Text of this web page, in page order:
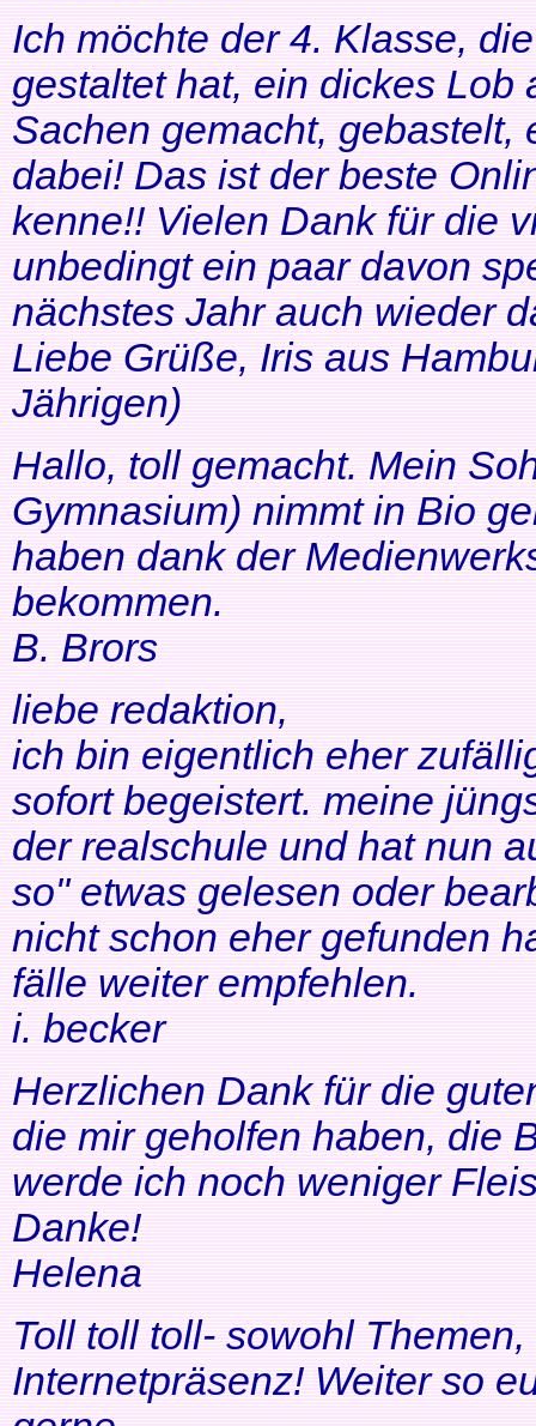
Ich möchte der 4. Klasse,
gestaltet hat, ein dickes Lob
Sachen gemacht, gebastelt,
dabei! Das ist der beste
kenne!! Vielen Dank für die
unbedingt ein paar davon
nächstes Jahr auch wieder
Liebe Grüße, Iris aus
Jährigen)
Hallo, toll gemacht. Mein
Gymnasium) nimmt in Bio
haben dank der
bekommen.
B. Brors
liebe redaktion,
ich bin eigentlich eher
sofort begeistert. meine
der realschule und hat nun
so" etwas gelesen oder
nicht schon eher gefunden
fälle weiter empfehlen.
i. becker
Herzlichen Dank für die
die mir geholfen haben, die
werde ich noch weniger
Danke!
Helena
Toll toll toll- sowohl
Internetpräsenz! Weiter so